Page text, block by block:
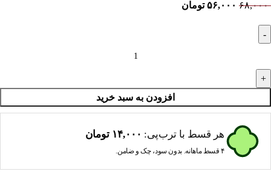
۶۸,۰۰۰ ۵۶,۰۰۰ تومان
افزودن به سبد خرید
هر قسط با ترب‌پی: ۱۴,۰۰۰ تومان
۴ قسط ماهانه. بدون سود، چک و ضامن.